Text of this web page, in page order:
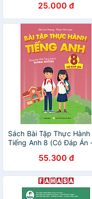
25.000 đ
Sách Bài Tập Thực Hành
Tiếng Anh 8 (Có Đáp Án
Global Success)
55.300 đ